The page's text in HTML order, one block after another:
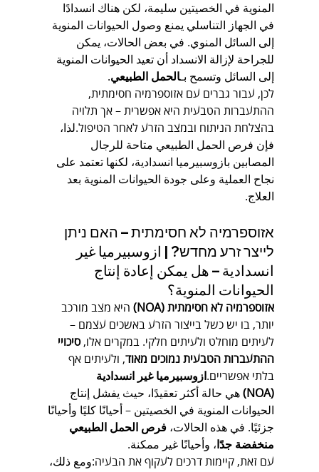
المنوية في الخصيتين سليمة، لكن هناك انسدادًا
في الجهاز التناسلي يمنع وصول الحيوانات المنوية
إلى السائل المنوي. في بعض الحالات، يمكن
للجراحة لإزالة الانسداد أن تعيد الحيوانات المنوية
إلى السائل وتسمح بـالحمل الطبيعي.
לכן, עבור גברים עם אזוספרמיה חסימתית,
ההתעברות הטבעית היא אפשרית – אך תלויה
בהצלחת הניתוח ובמצב הזרע לאחר הטיפול.لذا،
فإن فرص الحمل الطبيعي متاحة للرجال
المصابين بازوسبيرميا انسدادية، لكنها تعتمد على
نجاح العملية وعلى جودة الحيوانات المنوية بعد
العلاج.
אזוספרמיה לא חסימתית – האם ניתן
לייצר זרע מחדש? | ازوسبيرميا غير
انسدادية – هل يمكن إعادة إنتاج
الحيوانات المنوية؟
אזוספרמיה לא חסימתית (NOA)
היא מצב מורכב
יותר, בו יש כשל בייצור הזרע באשכים עצמם –
לעיתים מוחלט ולעיתים חלקי. במקרים אלו, סיכויי
ההתעברות הטבעית נמוכים מאוד, ולעיתים אף
בלתי אפשריים.ازوسبيرميا غير انسدادية
(NOA)
هي حالة أكثر تعقيدًا، حيث يفشل إنتاج
الحيوانات المنوية في الخصيتين – أحيانًا كليًا وأحيانًا
جزئيًا. في هذه الحالات، فرص الحمل الطبيعي
منخفضة جدًا، وأحيانًا غير ممكنة.
עם זאת, קיימות דרכים לעקוף את הבעיה:ومع ذلك،